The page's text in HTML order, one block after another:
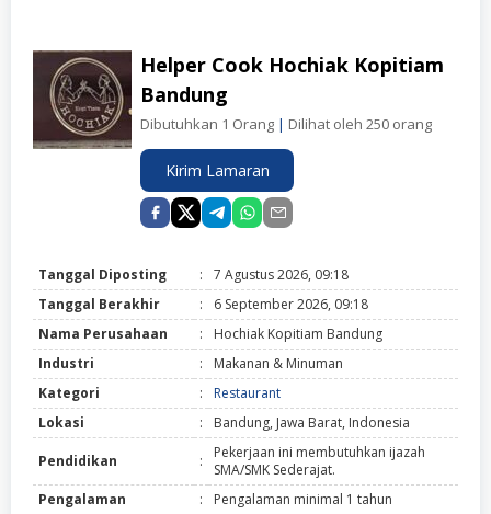
Helper Cook Hochiak Kopitiam
Bandung
Dibutuhkan 1 Orang | Dilihat oleh 250 orang
Kirim Lamaran
Tanggal Diposting :
7 Agustus 2026, 09:18
Tanggal Berakhir
:
6 September 2026, 09:18
Nama Perusahaan
:
Hochiak Kopitiam Bandung
Industri
:
Makanan & Minuman
Kategori
:
Restaurant
Lokasi
: Bandung, Jawa Barat, Indonesia
Pendidikan :
Pekerjaan ini membutuhkan ijazah
SMA/SMK Sederajat.
Pengalaman
:
Pengalaman minimal 1 tahun